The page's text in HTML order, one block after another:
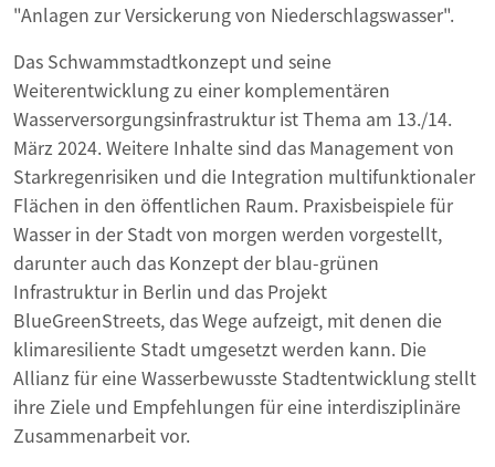
"Anlagen zur Versickerung von Niederschlagswasser".
Das Schwammstadtkonzept und seine
Weiterentwicklung zu einer komplementären
Wasserversorgungsinfrastruktur ist Thema am 13./14.
März 2024. Weitere Inhalte sind das Management von
Starkregenrisiken und die Integration multifunktionaler
Flächen in den öffentlichen Raum. Praxisbeispiele für
Wasser in der Stadt von morgen werden vorgestellt,
darunter auch das Konzept der blau-grünen
Infrastruktur in Berlin und das Projekt
BlueGreenStreets, das Wege aufzeigt, mit denen die
klimaresiliente Stadt umgesetzt werden kann. Die
Allianz für eine Wasserbewusste Stadtentwicklung stellt
ihre Ziele und Empfehlungen für eine interdisziplinäre
Zusammenarbeit vor.